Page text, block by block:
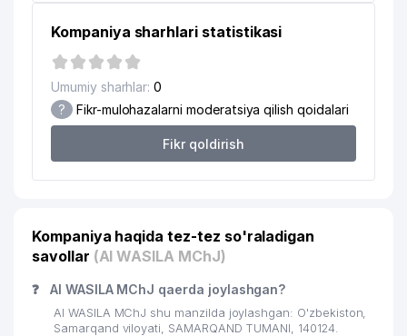
Kompaniya sharhlari statistikasi
Umumiy sharhlar: 0
? Fikr-mulohazalarni moderatsiya qilish qoidalari
Fikr qoldirish
Kompaniya haqida tez-tez so'raladigan
savollar (Al WASILA MChJ)
❓ Al WASILA MChJ qaerda joylashgan?
Al WASILA MChJ shu manzilda joylashgan: O'zbekiston,
Samarqand viloyati, SAMARQAND TUMANI, 140124.